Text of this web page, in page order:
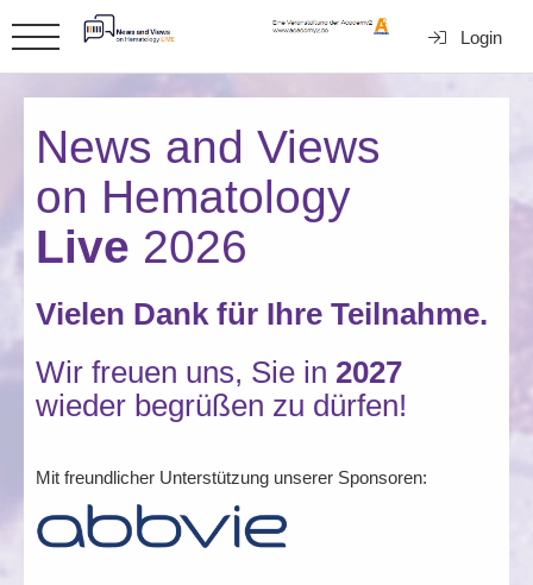
Login
News and Views
on Hematology
Live 2026
Vielen Dank für Ihre Teilnahme.
Wir freuen uns, Sie in 2027
wieder begrüßen zu dürfen!
Mit freundlicher Unterstützung unserer Sponsoren: